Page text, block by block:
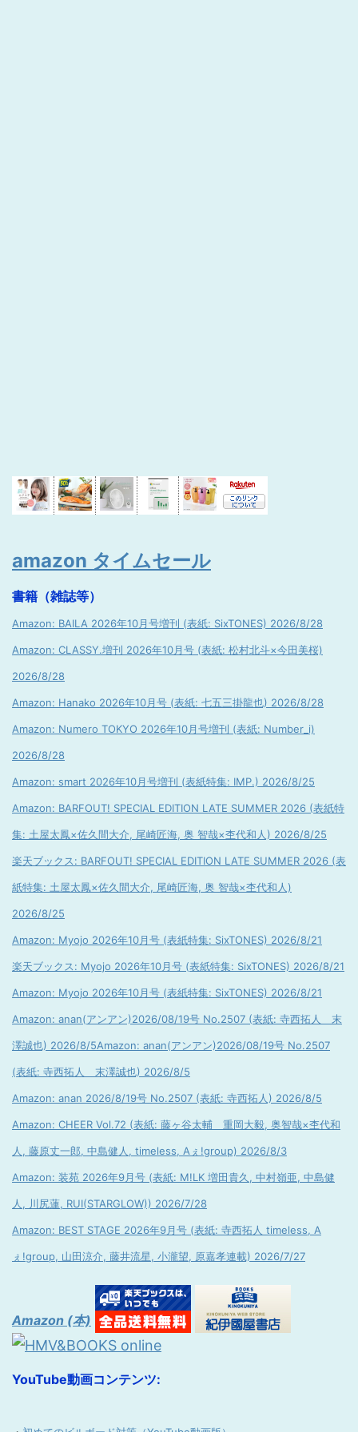
amazon タイムセール
書籍（雑誌等）
Amazon: BAILA 2026年10月号増刊 (表紙: SixTONES) 2026/8/28
Amazon: CLASSY.増刊 2026年10月号 (表紙: 松村北斗×今田美桜)
2026/8/28
Amazon: Hanako 2026年10月号 (表紙: 七五三掛龍也) 2026/8/28
Amazon: Numero TOKYO 2026年10月号増刊 (表紙: Number_i)
2026/8/28
Amazon: smart 2026年10月号増刊 (表紙特集: IMP.) 2026/8/25
Amazon: BARFOUT! SPECIAL EDITION LATE SUMMER 2026 (表紙特
集: 土屋太鳳×佐久間大介, 尾崎匠海, 奥 智哉×杢代和人) 2026/8/25
楽天ブックス: BARFOUT! SPECIAL EDITION LATE SUMMER 2026 (表
紙特集: 土屋太鳳×佐久間大介, 尾崎匠海, 奥 智哉×杢代和人)
2026/8/25
Amazon: Myojo 2026年10月号 (表紙特集: SixTONES) 2026/8/21
楽天ブックス: Myojo 2026年10月号 (表紙特集: SixTONES) 2026/8/21
Amazon: Myojo 2026年10月号 (表紙特集: SixTONES) 2026/8/21
Amazon: anan(アンアン)2026/08/19号 No.2507 (表紙: 寺西拓人 末
澤誠也) 2026/8/5Amazon: anan(アンアン)2026/08/19号 No.2507
(表紙: 寺西拓人 末澤誠也) 2026/8/5
Amazon: anan 2026/8/19号 No.2507 (表紙: 寺西拓人) 2026/8/5
Amazon: CHEER Vol.72 (表紙: 藤ヶ谷太輔 重岡大毅, 奥智哉×杢代和
人, 藤原丈一郎, 中島健人, timeless, Aぇ!group) 2026/8/3
Amazon: 装苑 2026年9月号 (表紙: M!LK 増田貴久, 中村嶺亜, 中島健
人, 川尻蓮, RUI(STARGLOW)) 2026/7/28
Amazon: BEST STAGE 2026年9月号 (表紙: 寺西拓人 timeless, A
ぇ!group, 山田涼介, 藤井流星, 小瀧望, 原嘉孝連載) 2026/7/27
Amazon (本)
YouTube動画コンテンツ: